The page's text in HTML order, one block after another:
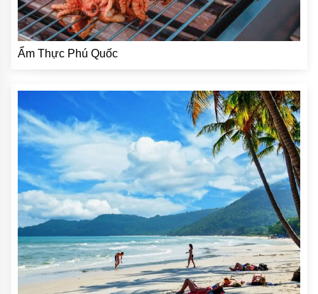
Ẩm Thực Phú Quốc